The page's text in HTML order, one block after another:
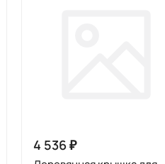
4 536 ₽